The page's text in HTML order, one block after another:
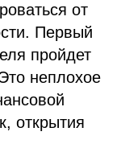
от
Первый
пройдет
неплохое
открытия